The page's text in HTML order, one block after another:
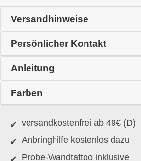
Versandhinweise
Persönlicher Kontakt
Anleitung
Farben
versandkostenfrei ab 49€ (D)
Anbringhilfe kostenlos dazu
Probe-Wandtattoo inklusive